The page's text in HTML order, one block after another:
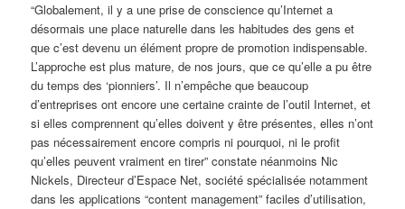
“Globalement, il y a une prise de conscience qu’Internet a
désormais une place naturelle dans les habitudes des gens et
que c’est devenu un élément propre de promotion indispensable.
L’approche est plus mature, de nos jours, que ce qu’elle a pu être
du temps des ‘pionniers’. Il n’empêche que beaucoup
d’entreprises ont encore une certaine crainte de l’outil Internet, et
si elles comprennent qu’elles doivent y être présentes, elles n’ont
pas nécessairement encore compris ni pourquoi, ni le profit
qu’elles peuvent vraiment en tirer” constate néanmoins Nic
Nickels, Directeur d’Espace Net, société spécialisée notamment
dans les applications “content management” faciles d’utilisation,